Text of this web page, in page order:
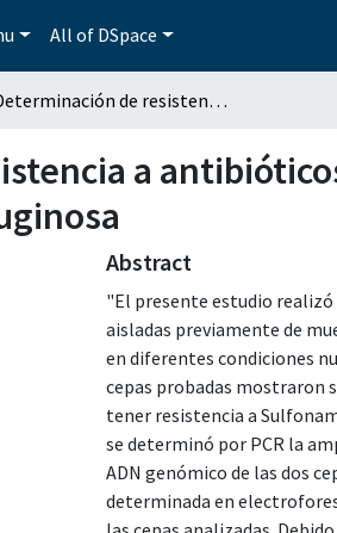
All of DSpace
Determinación de resistencia a antibióticos en una colección de cepas de bacterias de Pseudomonas aeruginosa
a
Abstract
"El presente estudio realizó
aisladas previamente de
en diferentes condiciones
cepas probadas mostraron
tener resistencia a
se determinó por PCR la
ADN genómico de las dos
determinada en